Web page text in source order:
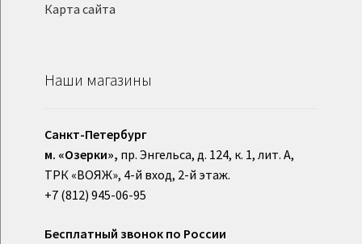
Карта сайта
Наши магазины
Санкт-Петербург
м. «Озерки», пр. Энгельса, д. 124, к. 1, лит. А,
ТРК «ВОЯЖ», 4-й вход, 2-й этаж.
+7 (812) 945-06-95
Бесплатный звонок по России